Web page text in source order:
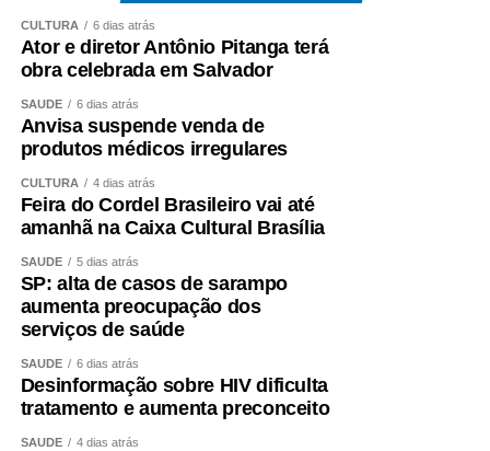
CULTURA 6 dias atrás
Ator e diretor Antônio Pitanga terá
obra celebrada em Salvador
SAÚDE 6 dias atrás
Anvisa suspende venda de
produtos médicos irregulares
CULTURA 4 dias atrás
Feira do Cordel Brasileiro vai até
amanhã na Caixa Cultural Brasília
SAÚDE 5 dias atrás
SP: alta de casos de sarampo
aumenta preocupação dos
serviços de saúde
SAÚDE 6 dias atrás
Desinformação sobre HIV dificulta
tratamento e aumenta preconceito
SAÚDE 4 dias atrás